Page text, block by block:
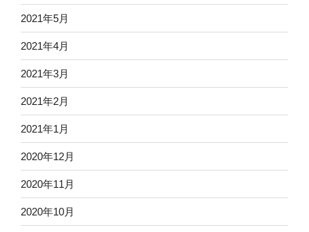
2021年5月
2021年4月
2021年3月
2021年2月
2021年1月
2020年12月
2020年11月
2020年10月